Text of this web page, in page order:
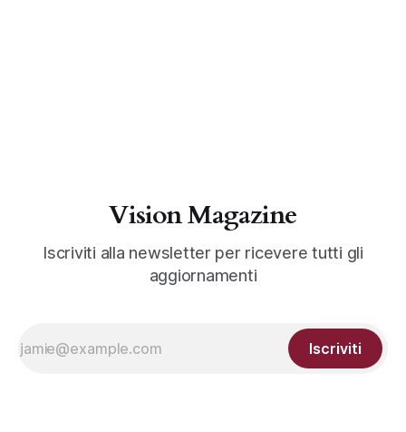
Vision Magazine
Iscriviti alla newsletter per ricevere tutti gli
aggiornamenti
Iscriviti